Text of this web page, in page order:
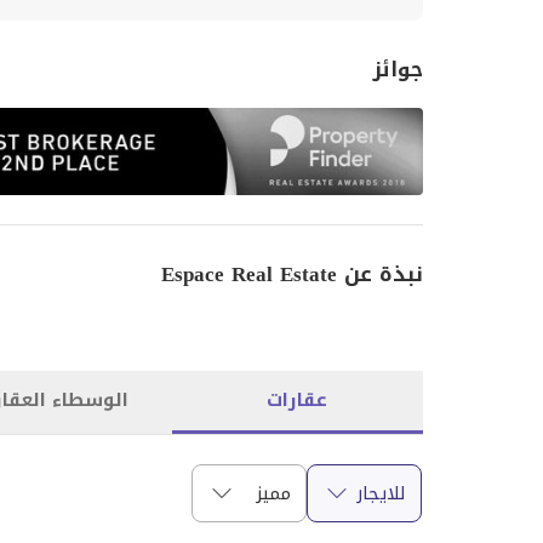
جوائز
نبذة عن Espace Real Estate
عقارات الوسطاء
للايجار مميز